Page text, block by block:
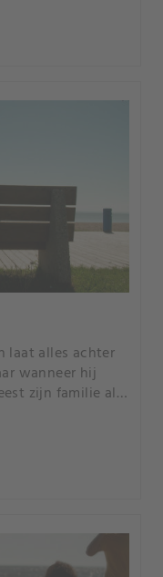
laat alles achter
wanneer hij
zijn familie al